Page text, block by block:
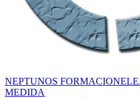
NEPTUNOS FORMACION
MEDIDA